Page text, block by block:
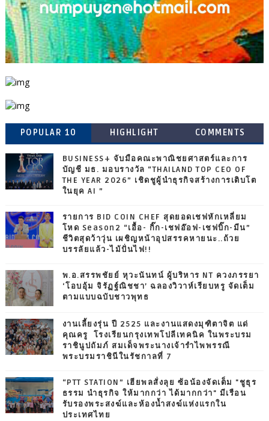
POPULAR 10 HIGHLIGHT COMMENTS
BUSINESS+ จับมือคณะพาณิชยศาสตร์และการ
บัญชี มธ. มอบรางวัล “THAILAND TOP CEO OF
THE YEAR 2026” เชิดชูผู้นำธุรกิจสร้างการเติบโต
ในยุค AI ”
รายการ BID COIN CHEF สุดยอดเชฟหักเหลี่ยม
โหด Season2 “เอื้อ- กิ๊ก-เชฟอ๊อฟ-เชฟบิ๊ก-มีน”
ชีวิตสุดว้าวุ่น เผชิญหน้าอุปสรรคหายนะ..ถ้วย
บรรลัยแล้ว-ไม้ปั่นไฟ!!
พ.อ.สรรพชัยย์ หุวะนันทน์ ผู้บริหาร NT ควงภรรยา
‘โอบอุ้ม จิรัฏฐ์ณิชชา’ ฉลองวิวาห์เรียบหรู จัดเต็ม
ตามแบบฉบับชาวพุทธ
งานเลี้ยงรุ่น ปี 2525 และงานแสดงมุฑิตาจิต แด่
คุณครู โรงเรียนกรุงเทพโปลีเทคนิค ในพระบรม
ราชินูปถัมภ์ สมเด็จพระนางเจ้ารำไพพรรณี
พระบรมราชินีในรัชกาลที่ 7
“PTT STATION” เฮียพลสั่งลุย ซ้อน้องจัดเต็ม "ชูธุร
ธรรม นำธุรกิจ ให้มากกว่า ได้มากกว่า" มีเรือน
รับรองพระสงฆ์และห้องน้ำสงฆ์แห่งแรกใน
ประเทศไทย